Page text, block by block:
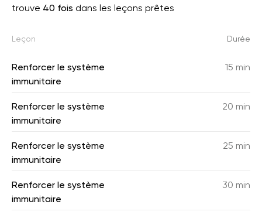
trouve 40 fois dans les leçons prêtes
Leçon Durée
Renforcer le système
immunitaire
15 min
Renforcer le système
immunitaire
20 min
Renforcer le système
immunitaire
25 min
Renforcer le système
immunitaire
30 min